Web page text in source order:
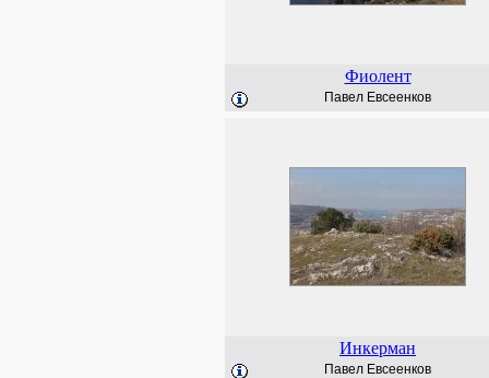
Фиолент
Павел Евсеенков
Инкерман
Павел Евсеенков